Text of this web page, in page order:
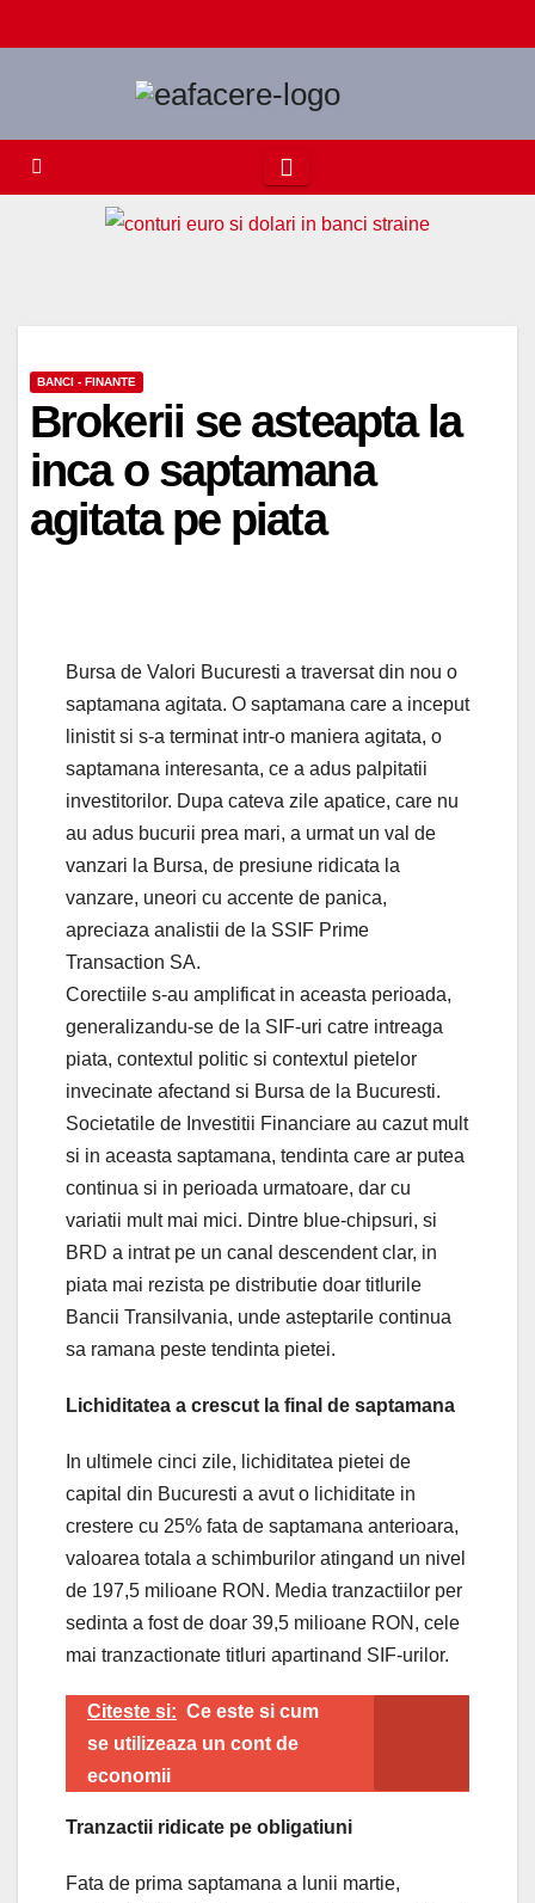
to
BANCI - FINANTE
Brokerii se asteapta la
inca o saptamana
agitata pe piata
Bursa de Valori Bucuresti a traversat din nou o
saptamana agitata. O saptamana care a inceput
linistit si s-a terminat intr-o maniera agitata, o
saptamana interesanta, ce a adus palpitatii
investitorilor. Dupa cateva zile apatice, care nu
au adus bucurii prea mari, a urmat un val de
vanzari la Bursa, de presiune ridicata la
vanzare, uneori cu accente de panica,
apreciaza analistii de la SSIF Prime
Transaction SA.
Corectiile s-au amplificat in aceasta perioada,
generalizandu-se de la SIF-uri catre intreaga
piata, contextul politic si contextul pietelor
invecinate afectand si Bursa de la Bucuresti.
Societatile de Investitii Financiare au cazut mult
si in aceasta saptamana, tendinta care ar putea
continua si in perioada urmatoare, dar cu
variatii mult mai mici. Dintre blue-chipsuri, si
BRD a intrat pe un canal descendent clar, in
piata mai rezista pe distributie doar titlurile
Bancii Transilvania, unde asteptarile continua
sa ramana peste tendinta pietei.
Lichiditatea a crescut la final de saptamana
In ultimele cinci zile, lichiditatea pietei de
capital din Bucuresti a avut o lichiditate in
crestere cu 25% fata de saptamana anterioara,
valoarea totala a schimburilor atingand un nivel
de 197,5 milioane RON. Media tranzactiilor per
sedinta a fost de doar 39,5 milioane RON, cele
mai tranzactionate titluri apartinand SIF-urilor.
Citeste si: Ce este si cum
se utilizeaza un cont de
economii
Tranzactii ridicate pe obligatiuni
Fata de prima saptamana a lunii martie,